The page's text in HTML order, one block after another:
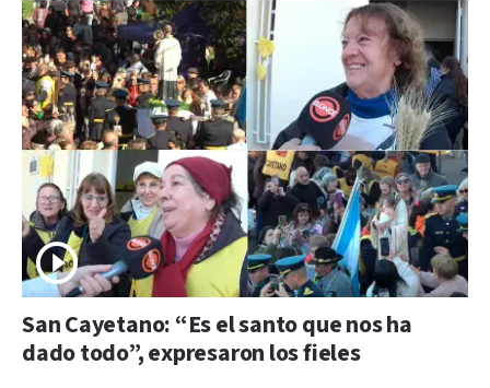
San Cayetano: “Es el santo que nos ha
dado todo”, expresaron los fieles